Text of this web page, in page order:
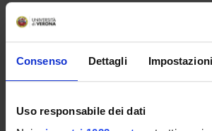
Consenso Dettagli
Uso responsabile dei dati
Docenti
Orario Lezioni